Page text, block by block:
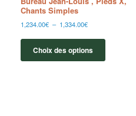
Chants Simples
1,234.00€ – 1,334.00€
Choix des options